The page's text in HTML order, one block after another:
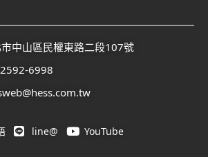
中山區民權東路二段107號
6998
line@ YouTube